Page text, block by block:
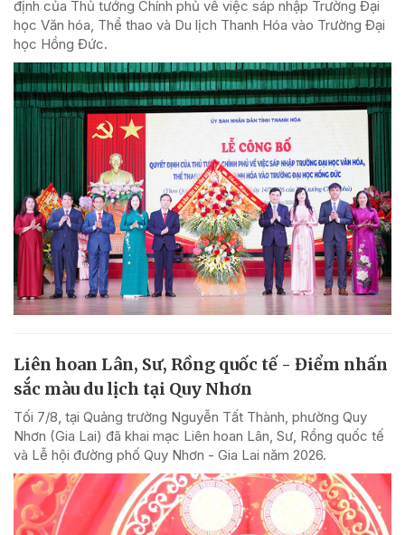
định của Thủ tướng Chính phủ về việc sáp nhập Trường Đại
học Văn hóa, Thể thao và Du lịch Thanh Hóa vào Trường Đại
học Hồng Đức.
Liên hoan Lân, Sư, Rồng quốc tế - Điểm nhấn
sắc màu du lịch tại Quy Nhơn
Tối 7/8, tại Quảng trường Nguyễn Tất Thành, phường Quy
Nhơn (Gia Lai) đã khai mạc Liên hoan Lân, Sư, Rồng quốc tế
và Lễ hội đường phố Quy Nhơn - Gia Lai năm 2026.